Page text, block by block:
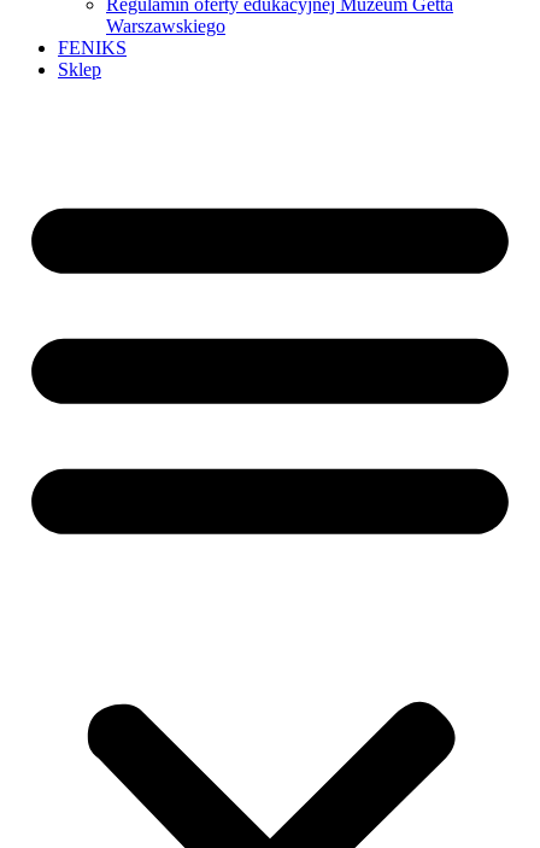
Warszawskiego
FENIKS
Sklep